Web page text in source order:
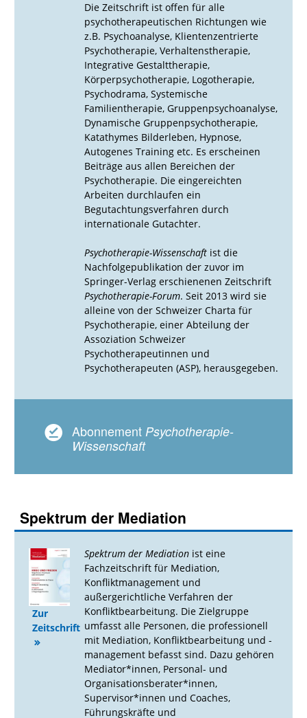
Die Zeitschrift ist offen für alle
psychotherapeutischen Richtungen wie
z.B. Psychoanalyse, Klientenzentrierte
Psychotherapie, Verhaltenstherapie,
Integrative Gestalttherapie,
Körperpsychotherapie, Logotherapie,
Psychodrama, Systemische
Familientherapie, Gruppenpsychoanalyse,
Dynamische Gruppenpsychotherapie,
Katathymes Bilderleben, Hypnose,
Autogenes Training etc. Es erscheinen
Beiträge aus allen Bereichen der
Psychotherapie. Die eingereichten
Arbeiten durchlaufen ein
Begutachtungsverfahren durch
internationale Gutachter.
Psychotherapie-Wissenschaftist die
Nachfolgepublikation der zuvor im
Springer-Verlag erschienenen Zeitschrift
Psychotherapie-Forum. Seit 2013 wird sie
alleine von der Schweizer Charta für
Psychotherapie, einer Abteilung der
Assoziation Schweizer
Psychotherapeutinnen und
Psychotherapeuten (ASP), herausgegeben.
Abonnement Psychotherapie-
Wissenschaft
Spektrum der Mediation
Zur
Zeitschrift
Spektrum der Mediationist eine
Fachzeitschrift für Mediation,
Konfliktmanagement und
außergerichtliche Verfahren der
Konfliktbearbeitung. Die Zielgruppe
umfasst alle Personen, die professionell
mit Mediation, Konfliktbearbeitung und -
management befasst sind. Dazu gehören
Mediator*innen, Personal- und
Organisationsberater*innen,
Supervisor*innen und Coaches,
Führungskräfte und